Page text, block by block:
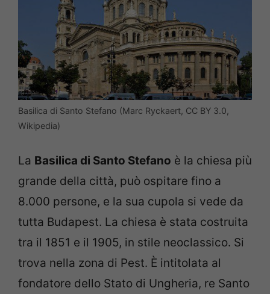
Basilica di Santo Stefano (Marc Ryckaert, CC BY 3.0,
Wikipedia)
La Basilica di Santo Stefano è la chiesa più
grande della città, può ospitare fino a
8.000 persone, e la sua cupola si vede da
tutta Budapest. La chiesa è stata costruita
tra il 1851 e il 1905, in stile neoclassico. Si
trova nella zona di Pest. È intitolata al
fondatore dello Stato di Ungheria, re Santo